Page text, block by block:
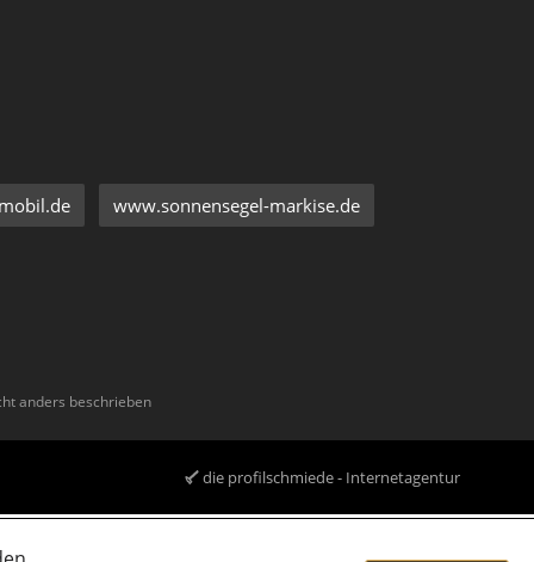
www.sonnensegel-markise.de
anders beschrieben
die profilschmiede - Internetagentur